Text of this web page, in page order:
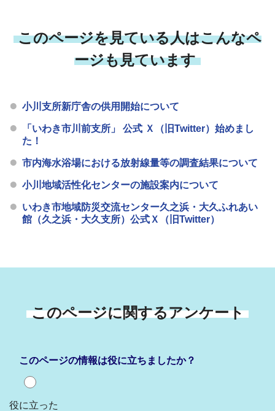
このページを見ている人はこんなペ
ージも見ています
小川支所新庁舎の供用開始について
「いわき市川前支所」 公式 Ｘ（旧Twitter）始めまし
た！
市内海水浴場における放射線量等の調査結果について
小川地域活性化センターの施設案内について
いわき市地域防災交流センター久之浜・大久ふれあい
館（久之浜・大久支所）公式Ｘ（旧Twitter）
このページに関するアンケート
このページの情報は役に立ちましたか？
役に立った